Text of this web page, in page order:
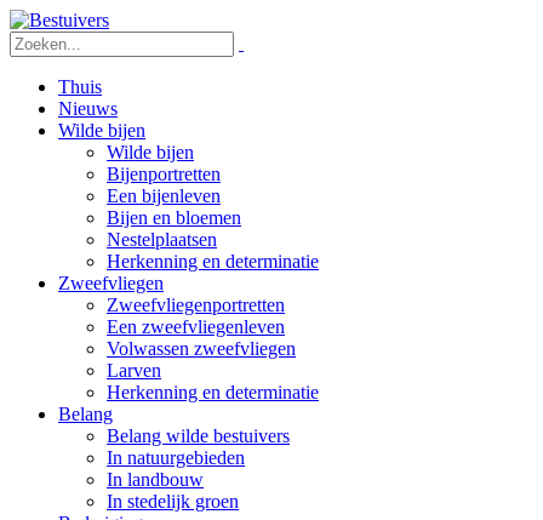
Thuis
Nieuws
Wilde bijen
Wilde bijen
Bijenportretten
Een bijenleven
Bijen en bloemen
Nestelplaatsen
Herkenning en determinatie
Zweefvliegen
Zweefvliegenportretten
Een zweefvliegenleven
Volwassen zweefvliegen
Larven
Herkenning en determinatie
Belang
Belang wilde bestuivers
In natuurgebieden
In landbouw
In stedelijk groen